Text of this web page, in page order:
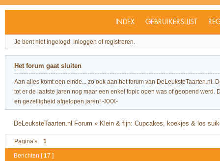
INDEX GEBRUIKERSLIJST
Je bent niet ingelogd. Inloggen of registreren.
Het forum gaat sluiten
Aan alles komt een einde... zo ook aan het forum van
tot er de laatste jaren nog maar een enkel topic open was of geopend
en gezelligheid afgelopen jaren! -XXX-
DeLeuksteTaarten.nl Forum » Klein & fijn: Cupcakes, koekjes & los
Pagina's 1
Berichten [ 17 ]